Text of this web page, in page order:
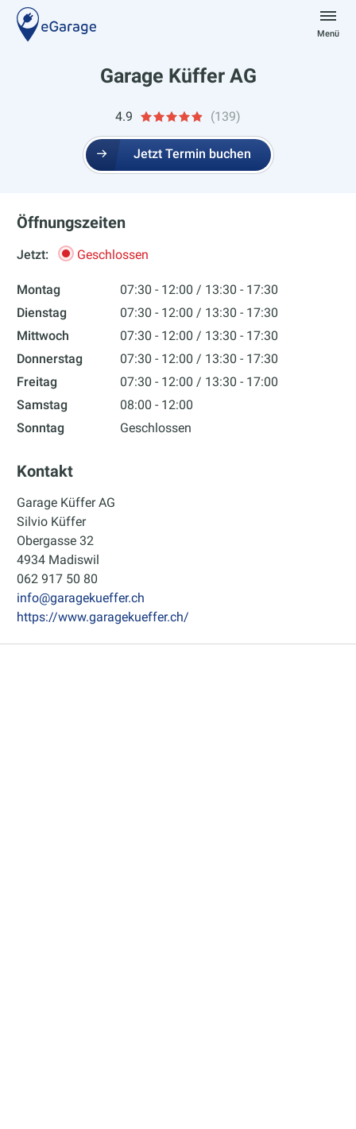
Zum
Inhalt
springen
Menü
Garage Küffer AG
4.9 (139)
Jetzt Termin buchen
Öffnungszeiten
Jetzt: Geschlossen
Montag 07:30 - 12:00
13:30 - 17:30
Dienstag
07:30 - 12:00
13:30 - 17:30
Mittwoch
07:30 - 12:00
13:30 - 17:30
Donnerstag
07:30 - 12:00
13:30 - 17:30
Freitag
07:30 - 12:00
13:30 - 17:00
Samstag
08:00 - 12:00
Sonntag
Geschlossen
Kontakt
Garage Küffer AG
Silvio Küffer
Obergasse 32
4934 Madiswil
062 917 50 80
info@garagekueffer.ch
https://www.garagekueffer.ch/